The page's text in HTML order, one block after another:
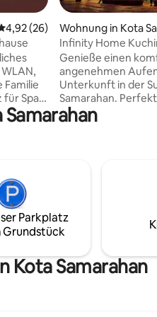
Bewertung:
4,92 (26)
Familie
Spaß.
Wohnung in Kota
Infinity Home
04-27
Genieße einen
angenehmen
Unterkunft in der
Samarahan.
Studenten und
bietet unsere
Notwendigkeiten.
in der Nähe von
wichtigen
zu einer idealen
Hause, während du
erkundest.
Parkplatz
Grundstück
Kota Samarahan